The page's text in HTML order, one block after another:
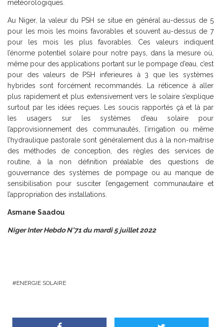
météorologiques.
Au Niger, la valeur du PSH se situe en général au-dessus de 5
pour les mois les moins favorables et souvent au-dessus de 7
pour les mois les plus favorables. Ces valeurs indiquent
l’énorme potentiel solaire pour notre pays, dans la mesure où,
même pour des applications portant sur le pompage d’eau, c’est
pour des valeurs de PSH inferieures à 3 que les systèmes
hybrides sont forcément recommandés. La réticence à aller
plus rapidement et plus extensivement vers le solaire s’explique
surtout par les idées reçues. Les soucis rapportés çà et là par
les usagers sur les systèmes d’eau solaire pour
l’approvisionnement des communautés, l’irrigation ou même
l’hydraulique pastorale sont généralement dus à la non-maitrise
des méthodes de conception, des règles des services de
routine, à la non définition préalable des questions de
gouvernance des systèmes de pompage ou au manque de
sensibilisation pour susciter l’engagement communautaire et
l’appropriation des installations.
Asmane Saadou
Niger Inter Hebdo N°71 du mardi 5 juillet 2022
ENERGIE SOLAIRE